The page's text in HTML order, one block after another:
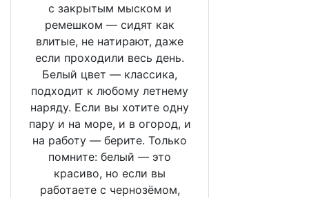
с закрытым мыском и
ремешком — сидят как
влитые, не натирают, даже
если проходили весь день.
Белый цвет — классика,
подходит к любому летнему
наряду. Если вы хотите одну
пару и на море, и в огород, и
на работу — берите. Только
помните: белый — это
красиво, но если вы
работаете с чернозёмом,